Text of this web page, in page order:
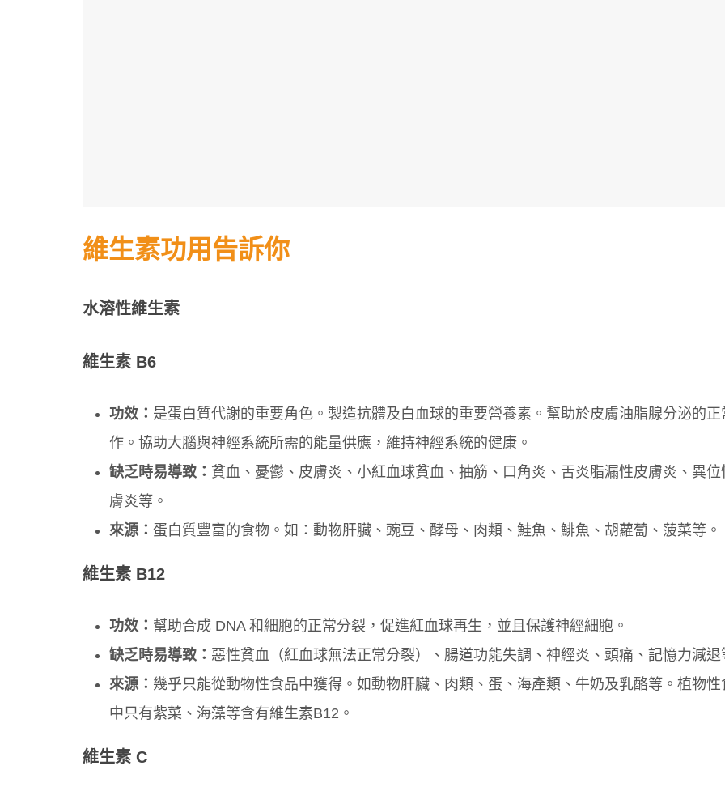
維生素功用告訴你
水溶性維生素
維生素 B6
功效： 是蛋白質代謝的重要角色。製造抗體及白血球的重要營養素。幫助於皮膚油脂腺分泌的正
作。協助大腦與神經系統所需的能量供應，維持神經系統的健康。
缺乏時易導致： 貧血、憂鬱、皮膚炎、小紅血球貧血、抽筋、口角炎、舌炎脂漏性皮膚炎、異位
膚炎等。
來源：蛋白質豐富的食物。如：動物肝臟、豌豆、酵母、肉類、鮭魚、鯡魚、胡蘿蔔、菠菜等。
維生素 B12
功效： 幫助合成 DNA 和細胞的正常分裂，促進紅血球再生，並且保護神經細胞。
缺乏時易導致： 惡性貧血（紅血球無法正常分裂）、腸道功能失調、神經炎、頭痛、記憶力減退
來源： 幾乎只能從動物性食品中獲得。如動物肝臟、肉類、蛋、海產類、牛奶及乳酪等。植物性
中只有紫菜、海藻等含有維生素B12。
維生素 C